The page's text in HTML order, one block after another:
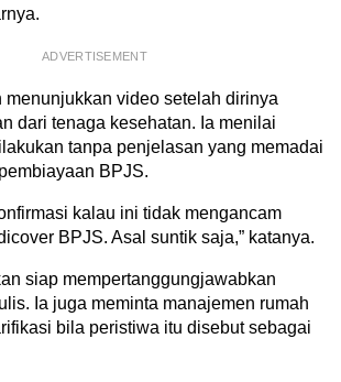
ADVERTISEMENT
menunjukkan video setelah dirinya
dari tenaga kesehatan. Ia menilai
tanpa penjelasan yang memadai
BPJS.
kalau ini tidak mengancam
BPJS. Asal suntik saja,” katanya.
siap mempertanggungjawabkan
Ia juga meminta manajemen rumah
bila peristiwa itu disebut sebagai